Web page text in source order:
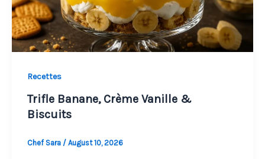
Recettes
Trifle Banane, Crème Vanille &
Biscuits
Chef Sara / August 10, 2026